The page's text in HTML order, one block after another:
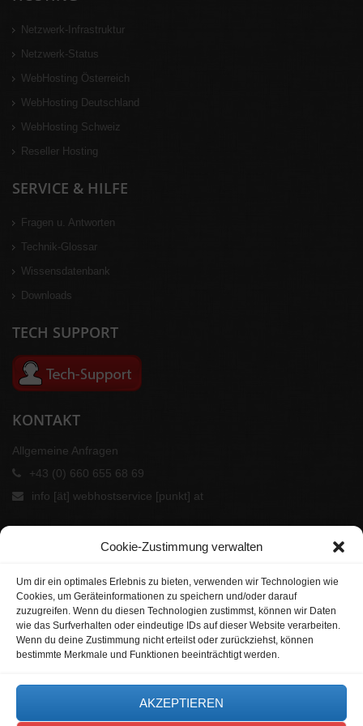
Cookie-Zustimmung verwalten
Um dir ein optimales Erlebnis zu bieten, verwenden wir Technologien wie
Cookies, um Geräteinformationen zu speichern und/oder darauf
zuzugreifen. Wenn du diesen Technologien zustimmst, können wir Daten
wie das Surfverhalten oder eindeutige IDs auf dieser Website verarbeiten.
Wenn du deine Zustimmung nicht erteilst oder zurückziehst, können
bestimmte Merkmale und Funktionen beeinträchtigt werden.
AKZEPTIEREN
Netzwerk-Infrastruktur
Netzwerk-Status
WebHosting Österreich
WebHosting Deutschland
WebHosting Schweiz
Reseller Hosting
SERVICE & HILFE
Fragen u. Antworten
Technik-Glossar
Wissensdatenbank
Downloads
TECH SUPPORT
KONTAKT
Allgemeine Anfragen
+43 (0) 660 655 68 69
info [ät] webhostservice [punkt] at
UNSERE PARTNER